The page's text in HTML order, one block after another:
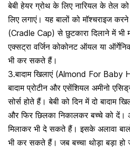
बेबी हेयर ग्रोथ के लिए नारियल के तेल
लिए लगाएं। यह बालों को मॉश्चराइज
(Cradle Cap)से छुटकारा दिलाने में
एक्सट्रा वर्जिन कोकोनट ऑयल या
भी कर सकते हैं।
3.बादाम खिलाएं (Almond For Baby
बादाम प्रोटीन और एसेंशियल अमीनो
सोर्स होते हैं।बेबी को दिन में दो बादाम
और फिर छिलका निकालकर बच्चे को दें।
मिलाकर भी दे सकते हैं। इसके अलावा
भी कर सकते हैं। जब बच्चा थोड़ा बड़ा